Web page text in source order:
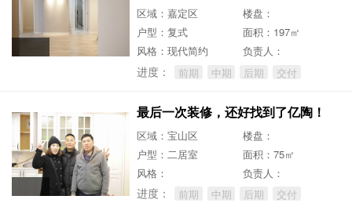
区域：嘉定区
楼盘：
户型：复式
面积：197㎡
风格：现代简约
负责人：
进度： 前期 中期 后期 交付
最后一次装修，还好找到了亿陶！
区域：宝山区
楼盘：
户型：二居室
面积：75㎡
风格：
负责人：
进度： 前期 中期 后期 交付